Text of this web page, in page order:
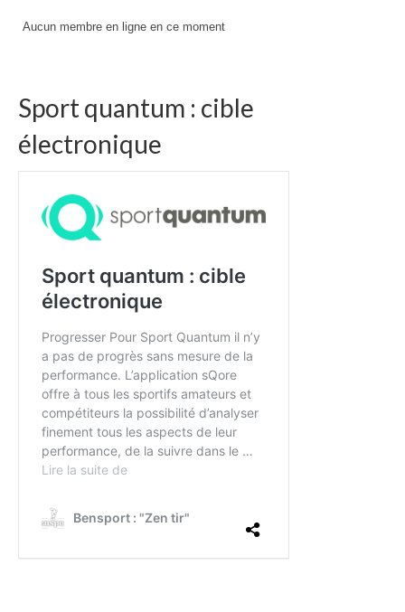
Aucun membre en ligne en ce moment
Sport quantum : cible
électronique